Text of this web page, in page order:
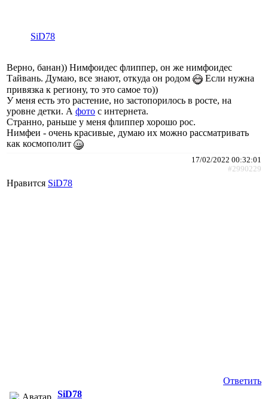
SiD78
Верно, банан)) Нимфоидес флиппер, он же нимфоидес
Тайвань. Думаю, все знают, откуда он родом
Если нужна
привязка к региону, то это самое то))
У меня есть это растение, но застопорилось в росте, на
уровне детки. А фото с интернета.
Странно, раньше у меня флиппер хорошо рос.
Нимфеи - очень красивые, думаю их можно рассматривать
как космополит
17/02/2022 00:32:01
#2990229
Нравится SiD78
Ответить
SiD78